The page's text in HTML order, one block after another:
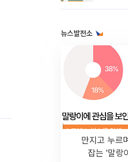
뉴스발전소
만지고 누르
잡는 '말랑